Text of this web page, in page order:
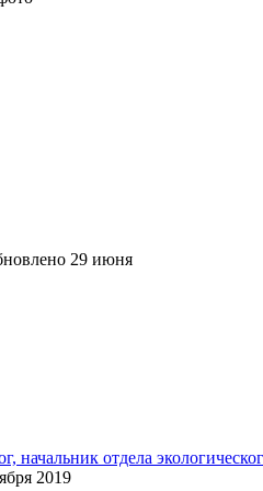
29 июня
начальник отдела
2019